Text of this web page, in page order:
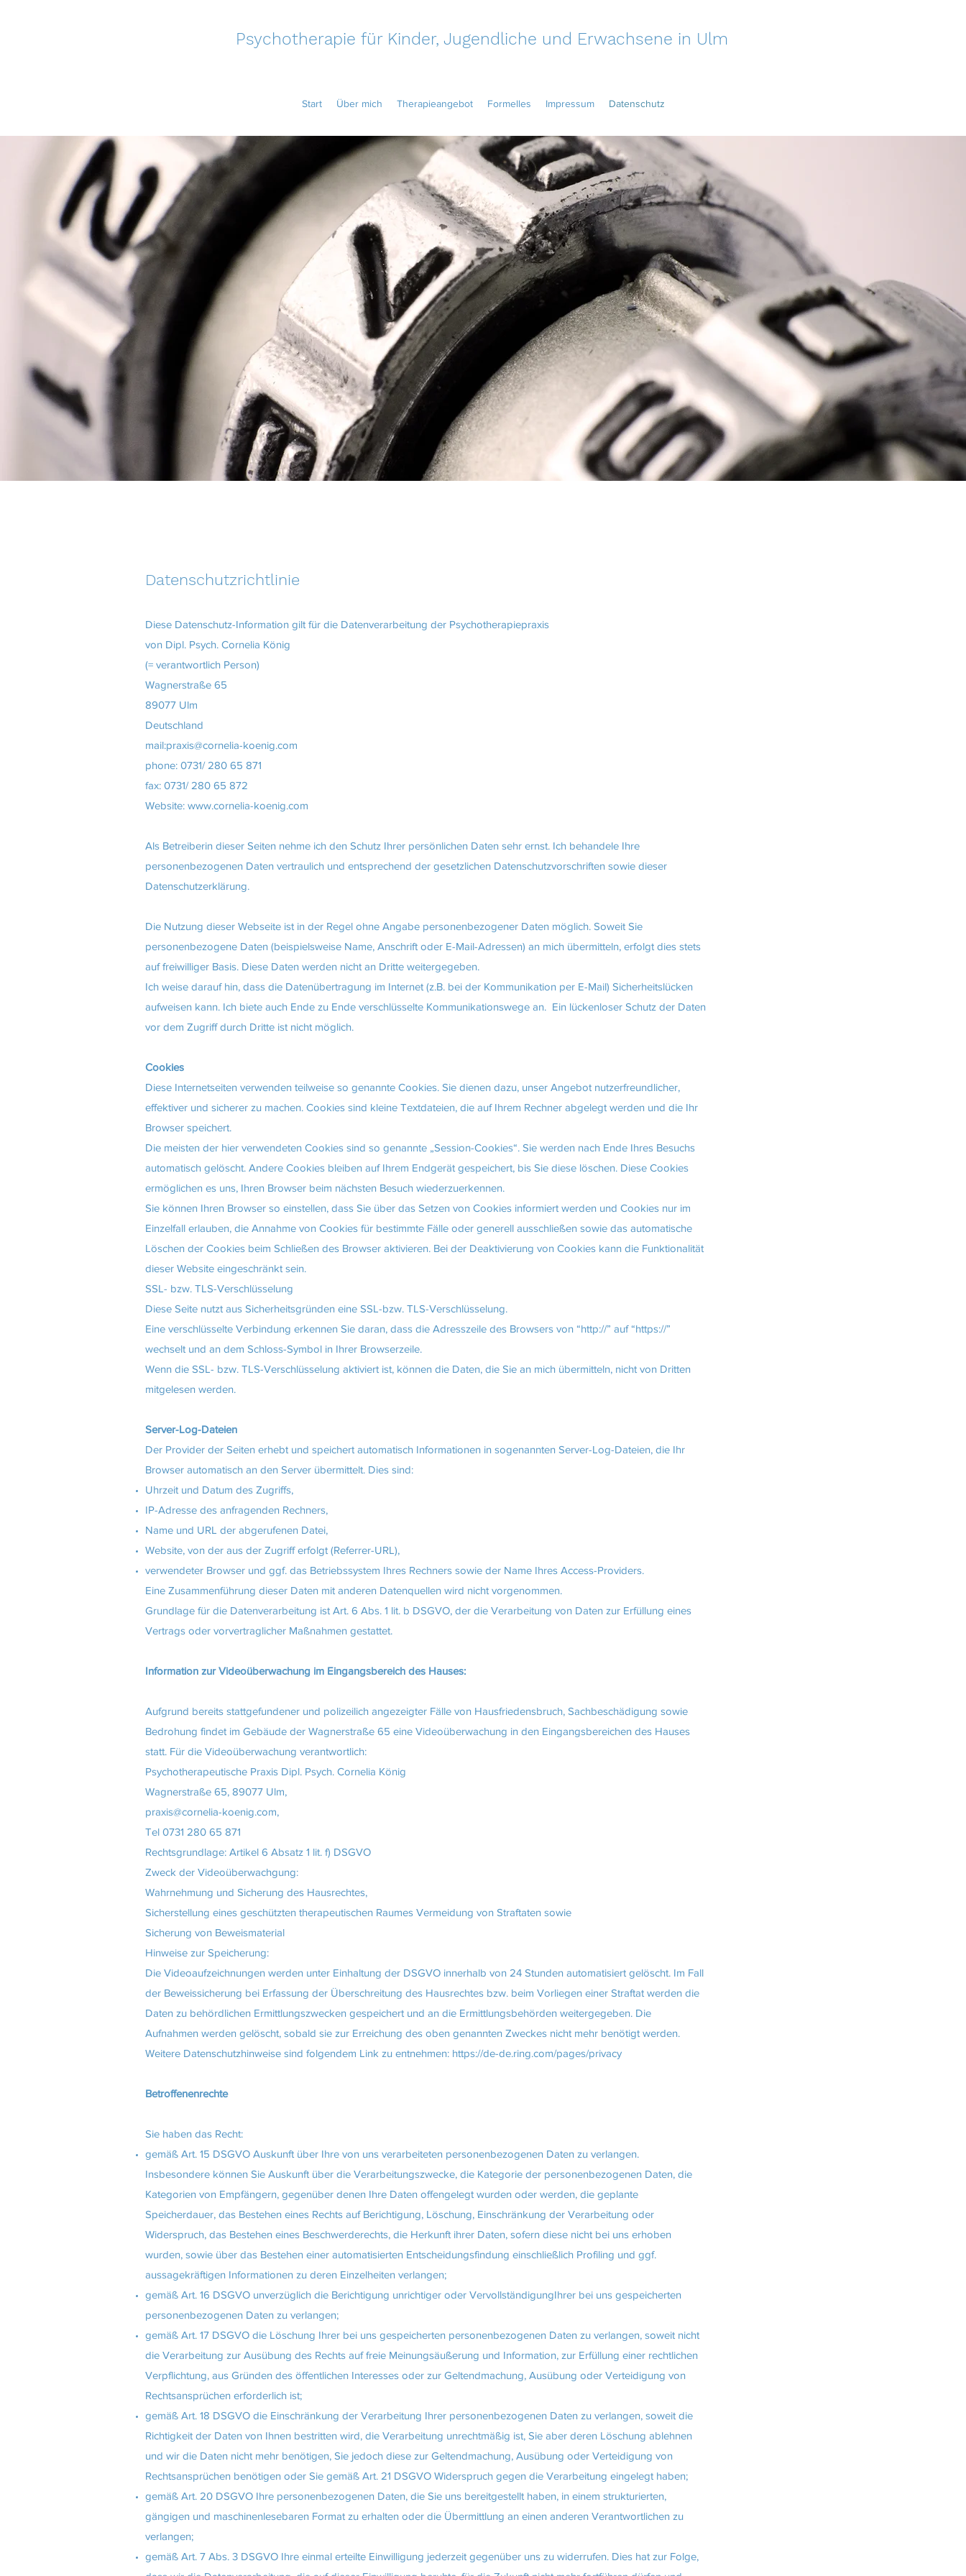
Psychotherapie für Kinder, Jugendliche und Erwachsene in Ulm
Start Über mich Therapieangebot Formelles Impressum Datenschutz
Datenschutzrichtlinie
Diese Datenschutz-Information gilt für die Datenverarbeitung der Psychotherapiepraxis
von Dipl. Psych. Cornelia König
(= verantwortlich Person)
Wagnerstraße 65
89077 Ulm
Deutschland
mail:praxis@cornelia-koenig.com
phone: 0731/ 280 65 871
fax: 0731/ 280 65 872
Website: www.cornelia-koenig.com
Als Betreiberin dieser Seiten nehme ich den Schutz Ihrer persönlichen Daten sehr ernst. Ich behandele Ihre
personenbezogenen Daten vertraulich und entsprechend der gesetzlichen Datenschutzvorschriften sowie dieser
Datenschutzerklärung.
Die Nutzung dieser Webseite ist in der Regel ohne Angabe personenbezogener Daten möglich. Soweit Sie
personenbezogene Daten (beispielsweise Name, Anschrift oder E-Mail-Adressen) an mich übermitteln, erfolgt dies stets
auf freiwilliger Basis. Diese Daten werden nicht an Dritte weitergegeben.
Ich weise darauf hin, dass die Datenübertragung im Internet (z.B. bei der Kommunikation per E-Mail) Sicherheitslücken
aufweisen kann. Ich biete auch Ende zu Ende verschlüsselte Kommunikationswege an. Ein lückenloser Schutz der Daten
vor dem Zugriff durch Dritte ist nicht möglich.
Cookies
Diese Internetseiten verwenden teilweise so genannte Cookies. Sie dienen dazu, unser Angebot nutzerfreundlicher,
effektiver und sicherer zu machen. Cookies sind kleine Textdateien, die auf Ihrem Rechner abgelegt werden und die Ihr
Browser speichert.
Die meisten der hier verwendeten Cookies sind so genannte „Session-Cookies“. Sie werden nach Ende Ihres Besuchs
automatisch gelöscht. Andere Cookies bleiben auf Ihrem Endgerät gespeichert, bis Sie diese löschen. Diese Cookies
ermöglichen es uns, Ihren Browser beim nächsten Besuch wiederzuerkennen.
Sie können Ihren Browser so einstellen, dass Sie über das Setzen von Cookies informiert werden und Cookies nur im
Einzelfall erlauben, die Annahme von Cookies für bestimmte Fälle oder generell ausschließen sowie das automatische
Löschen der Cookies beim Schließen des Browser aktivieren. Bei der Deaktivierung von Cookies kann die Funktionalität
dieser Website eingeschränkt sein.
SSL- bzw. TLS-Verschlüsselung
Diese Seite nutzt aus Sicherheitsgründen eine SSL-bzw. TLS-Verschlüsselung.
Eine verschlüsselte Verbindung erkennen Sie daran, dass die Adresszeile des Browsers von “http://” auf “https://”
wechselt und an dem Schloss-Symbol in Ihrer Browserzeile.
Wenn die SSL- bzw. TLS-Verschlüsselung aktiviert ist, können die Daten, die Sie an mich übermitteln, nicht von Dritten
mitgelesen werden.
Server-Log-Dateien
Der Provider der Seiten erhebt und speichert automatisch Informationen in sogenannten Server-Log-Dateien, die Ihr
Browser automatisch an den Server übermittelt. Dies sind:
Uhrzeit und Datum des Zugriffs,
IP-Adresse des anfragenden Rechners,
Name und URL der abgerufenen Datei,
Website, von der aus der Zugriff erfolgt (Referrer-URL),
verwendeter Browser und ggf. das Betriebssystem Ihres Rechners sowie der Name Ihres Access-Providers.
Eine Zusammenführung dieser Daten mit anderen Datenquellen wird nicht vorgenommen.
Grundlage für die Datenverarbeitung ist Art. 6 Abs. 1 lit. b DSGVO, der die Verarbeitung von Daten zur Erfüllung eines
Vertrags oder vorvertraglicher Maßnahmen gestattet.
Information zur Videoüberwachung im Eingangsbereich des Hauses:
Aufgrund bereits stattgefundener und polizeilich angezeigter Fälle von Hausfriedensbruch, Sachbeschädigung sowie
Bedrohung findet im Gebäude der Wagnerstraße 65 eine Videoüberwachung in den Eingangsbereichen des Hauses
statt. Für die Videoüberwachung verantwortlich:
Psychotherapeutische Praxis Dipl. Psych. Cornelia König
Wagnerstraße 65, 89077 Ulm,
praxis@cornelia-koenig.com,
Tel 0731 280 65 871
Rechtsgrundlage: Artikel 6 Absatz 1 lit. f) DSGVO
Zweck der Videoüberwachgung:
Wahrnehmung und Sicherung des Hausrechtes,
Sicherstellung eines geschützten therapeutischen Raumes Vermeidung von Straftaten sowie
Sicherung von Beweismaterial
Hinweise zur Speicherung:
Die Videoaufzeichnungen werden unter Einhaltung der DSGVO innerhalb von 24 Stunden automatisiert gelöscht. Im Fall
der Beweissicherung bei Erfassung der Überschreitung des Hausrechtes bzw. beim Vorliegen einer Straftat werden die
Daten zu behördlichen Ermittlungszwecken gespeichert und an die Ermittlungsbehörden weitergegeben. Die
Aufnahmen werden gelöscht, sobald sie zur Erreichung des oben genannten Zweckes nicht mehr benötigt werden.
Weitere Datenschutzhinweise sind folgendem Link zu entnehmen: https://de-de.ring.com/pages/privacy
Betroffenenrechte
Sie haben das Recht:
gemäß Art. 15 DSGVO Auskunft über Ihre von uns verarbeiteten personenbezogenen Daten zu verlangen.
Insbesondere können Sie Auskunft über die Verarbeitungszwecke, die Kategorie der personenbezogenen Daten, die
Kategorien von Empfängern, gegenüber denen Ihre Daten offengelegt wurden oder werden, die geplante
Speicherdauer, das Bestehen eines Rechts auf Berichtigung, Löschung, Einschränkung der Verarbeitung oder
Widerspruch, das Bestehen eines Beschwerderechts, die Herkunft ihrer Daten, sofern diese nicht bei uns erhoben
wurden, sowie über das Bestehen einer automatisierten Entscheidungsfindung einschließlich Profiling und ggf.
aussagekräftigen Informationen zu deren Einzelheiten verlangen;
gemäß Art. 16 DSGVO unverzüglich die Berichtigung unrichtiger oder VervollständigungIhrer bei uns gespeicherten
personenbezogenen Daten zu verlangen;
gemäß Art. 17 DSGVO die Löschung Ihrer bei uns gespeicherten personenbezogenen Daten zu verlangen, soweit nicht
die Verarbeitung zur Ausübung des Rechts auf freie Meinungsäußerung und Information, zur Erfüllung einer rechtlichen
Verpflichtung, aus Gründen des öffentlichen Interesses oder zur Geltendmachung, Ausübung oder Verteidigung von
Rechtsansprüchen erforderlich ist;
gemäß Art. 18 DSGVO die Einschränkung der Verarbeitung Ihrer personenbezogenen Daten zu verlangen, soweit die
Richtigkeit der Daten von Ihnen bestritten wird, die Verarbeitung unrechtmäßig ist, Sie aber deren Löschung ablehnen
und wir die Daten nicht mehr benötigen, Sie jedoch diese zur Geltendmachung, Ausübung oder Verteidigung von
Rechtsansprüchen benötigen oder Sie gemäß Art. 21 DSGVO Widerspruch gegen die Verarbeitung eingelegt haben;
gemäß Art. 20 DSGVO Ihre personenbezogenen Daten, die Sie uns bereitgestellt haben, in einem strukturierten,
gängigen und maschinenlesebaren Format zu erhalten oder die Übermittlung an einen anderen Verantwortlichen zu
verlangen;
gemäß Art. 7 Abs. 3 DSGVO Ihre einmal erteilte Einwilligung jederzeit gegenüber uns zu widerrufen. Dies hat zur Folge,